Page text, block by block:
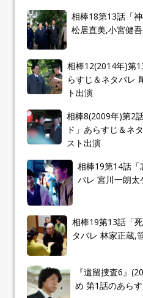
相棒18第13話「
松居直美,小宮健
相棒12(2014年)第
らすじ＆ネタバレ
ト出演
相棒8(2009年)第2
ド」あらすじ＆ネ
スト出演
相棒19第14話「
バレ 宮川一朗太
相棒19第13話「
タバレ 林家正蔵,
『遺留捜査6』
め 第1話のあら